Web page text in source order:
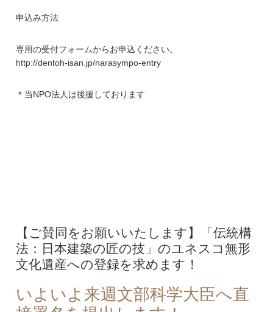
申込み方法
専用の受付フォームからお申込ください。
http://dentoh-isan.jp/narasympo-entry
＊当NPO法人は後援しております
【ご賛同をお願いいたします】「伝統構
法：日本建築の匠の技」のユネスコ無形
文化遺産への登録を求めます！
いよいよ来週文部科学大臣へ直